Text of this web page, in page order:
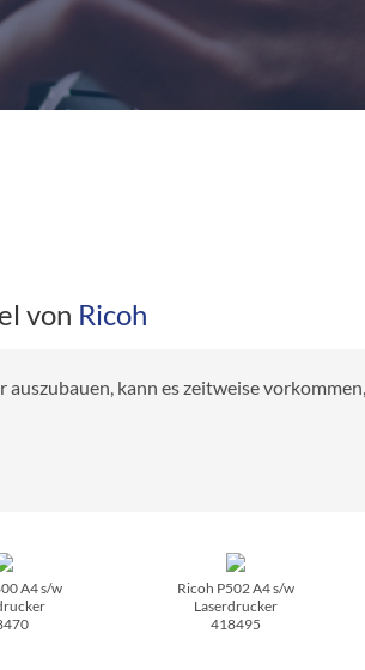
von Ricoh
kann es zeitweise
A4 s/­w
Ricoh P502 A4 s/­w
Laserdrucker
418495